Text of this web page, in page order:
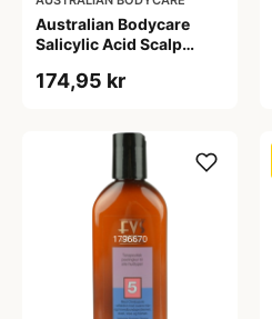
Australian Bodycare
Salicylic Acid Scalp
174,95 kr